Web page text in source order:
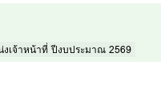
งเจ้าหน้าที่ ปีงบประมาณ 2569